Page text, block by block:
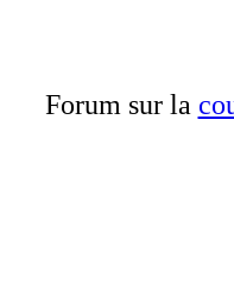
Forum sur la